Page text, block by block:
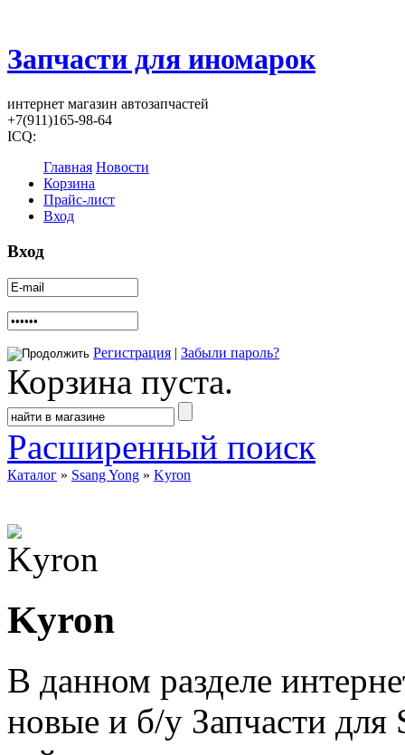
Запчасти для иномарок
интернет магазин автозапчастей
+7(911)165-98-64
ICQ:
Главная Новости
Корзина
Прайс-лист
Вход
Вход
Регистрация | Забыли пароль?
Корзина пуста.
Расширенный поиск
Каталог » Ssang Yong » Kyron
Kyron
В данном разделе
новые и б/у Запчасти для